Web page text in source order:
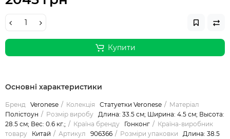
Купити
Основні характеристики
Бренд Veronese Колекція Статуетки Veronese
Матеріал
Полістоун
Розмір виробу Длина: 33.5 см; Ширина: 4.5 см; Высота:
28.5 см; Вес: 0.6 кг.;
Країна бренду Гонконг
Країна-виробник
товару
Китай Артикул 906366 Розміри упаковки
Длина: 38.5